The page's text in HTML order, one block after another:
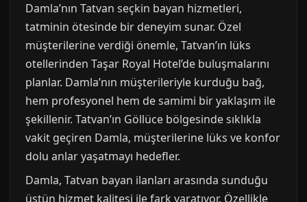
Damla’nın Tatvan seçkin bayan hizmetleri,
tatminin ötesinde bir deneyim sunar. Özel
müşterilerine verdiği önemle, Tatvan’ın lüks
otellerinden Taşar Royal Hotel’de buluşmalarını
planlar. Damla’nın müşterileriyle kurduğu bağ,
hem profesyonel hem de samimi bir yaklaşım ile
şekillenir. Tatvan’ın Göllüce bölgesinde sıklıkla
vakit geçiren Damla, müşterilerine lüks ve konfor
dolu anlar yaşatmayı hedefler.
Damla, Tatvan bayan ilanları arasında sunduğu
üstün hizmet kalitesi ile fark yaratıyor. Özellikle